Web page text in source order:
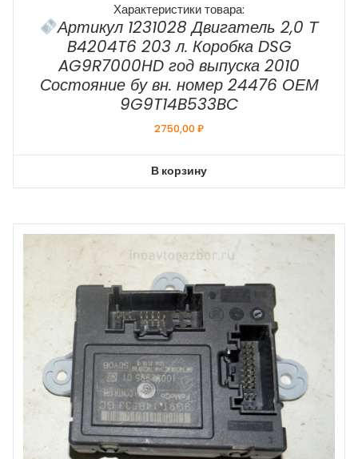
Характеристики товара:
Артикул 1231028 Двигатель 2,0 Т
B4204T6 203 л. Коробка DSG
AG9R7000HD год выпуска 2010
Состояние бу вн. номер 24476 ОЕМ
9G9T14B533BC
2750,00₽
В корзину